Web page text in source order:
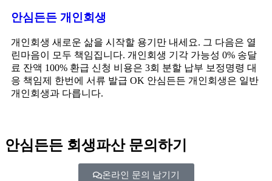
안심든든 개인회생
개인회생 새로운 삶을 시작할 용기만 내세요. 그 다음은 열
린마음이 모두 책임집니다. 개인회생 기각 가능성 0% 송달
료 잔액 100% 환급 신청 비용은 3회 분할 납부 보정명령 대
응 책임제 한번에 서류 발급 OK 안심든든 개인회생은 일반
개인회생과 다릅니다.
안심든든 회생파산 문의하기
온라인 문의 남기기